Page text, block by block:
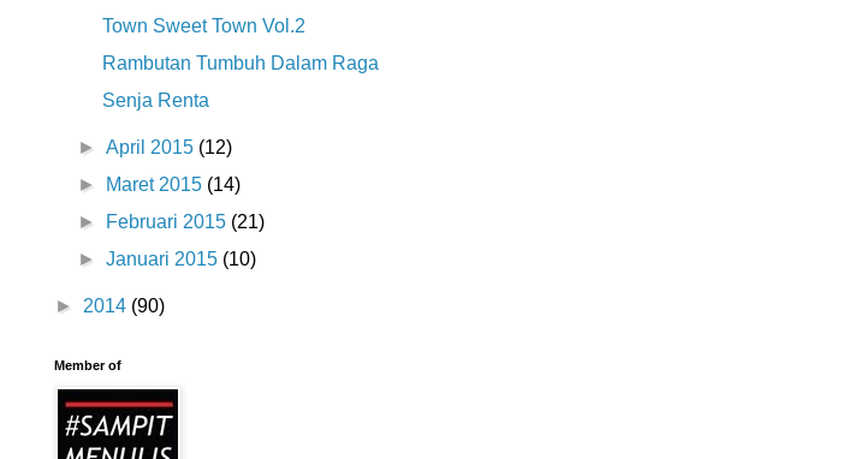
Town Sweet Town Vol.2
Rambutan Tumbuh Dalam Raga
Senja Renta
►April 2015 (12)
►
Maret 2015 (14)
►
Februari 2015 (21)
►Januari 2015 (10)
► 2014 (90)
Member of